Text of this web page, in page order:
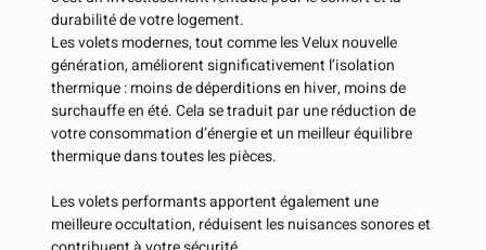
durabilité de votre logement.
Les volets modernes, tout comme les Velux nouvelle
génération, améliorent significativement l’isolation
thermique : moins de déperditions en hiver, moins de
surchauffe en été. Cela se traduit par une réduction de
votre consommation d’énergie et un meilleur équilibre
thermique dans toutes les pièces.
Les volets performants apportent également une
meilleure occultation, réduisent les nuisances sonores et